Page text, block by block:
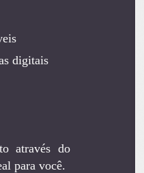
digitais
através do
para você.